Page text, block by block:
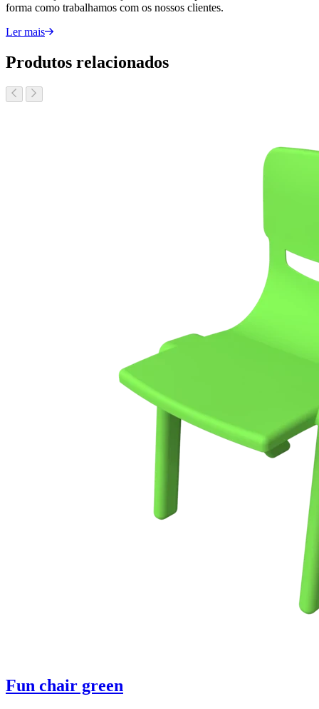
forma como trabalhamos com os nossos clientes.
Ler mais
Produtos relacionados
Fun chair green